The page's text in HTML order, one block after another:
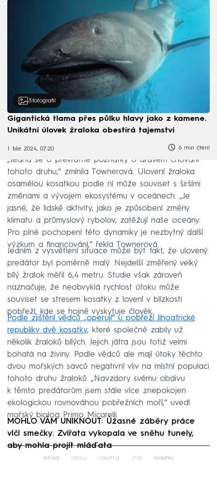
3 fotografií
Gigantická tlama přes půlku hlavy jako z kamene.
Unikátní úlovek žraloka obestírá tajemství
1. bře 2024, 07:20 6 min čtení
„Jedná se o převratné poznatky o dravém chování
tohoto druhu,“ zmínila Townerová. Ulovení žraloka
osamělou kosatkou podle ní může souviset s širšími
změnami a vývojem ekosystému v oceánech. „Je
jasné, že lidské aktivity, jako je způsobení změny
klimatu a průmyslový rybolov, zatěžují naše oceány.
Pro plné pochopení této dynamiky je nezbytný další
výzkum a financování,“ řekla Townerová.
Jedním z vysvětlení situace může být fakt, že ulovený
predátor byl poměrně malý. Nejdelší změřený velký
bílý žralok měřil 6,4 metru. Studie však zároveň
naznačuje, že neobvyklá rychlost útoku může
souviset se stresem kosatky z lovení v blízkosti
pobřeží, kde se hojně vyskytuje člověk.
Podle zjištění vědců „operují“ u pobřeží Jihoafrické
republiky dvě kosatky, které společně zabily už
několik žraloků bílých. Jejich játra jsou totiž velmi
bohatá na živiny. Podle vědců ale mají útoky těchto
dvou mořských savců negativní vliv na místní populaci
tohoto druhu žraloků. „Navzdory svému obdivu
k těmto predátorům jsem stále více znepokojen
ekologickou rovnováhou pobřežních moří,“ uvedl
mořský biolog Primo Micarelli.
MOHLO VÁM UNIKNOUT: Úžasné záběry práce
vlčí smečky. Zvířata vykopala ve sněhu tunely,
aby mohla projít mláďata
Failed to fetch
Afrika žralok kosatka útok kosatky